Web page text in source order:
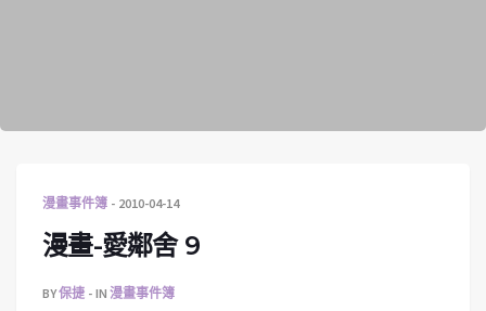
漫畫事件簿 2010-04-14
漫畫-愛鄰舍 9
BY保捷 IN 漫畫事件簿